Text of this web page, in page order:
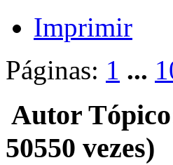
Imprimir
Páginas: 1 ...
Autor
50550 vezes)